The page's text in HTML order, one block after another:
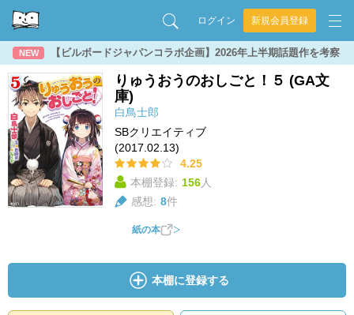
ログイン 新規会員登録
NEW 【ビルボードジャパンコラボ企画】2026年上半期話題作を考察
りゅうおうのおしごと！５ (GA文
庫)
白鳥士郎
SBクリエイティブ
(2017.02.13)
4.25
本棚登録: 156人
感想: 8件
紙の本
本棚に登録する